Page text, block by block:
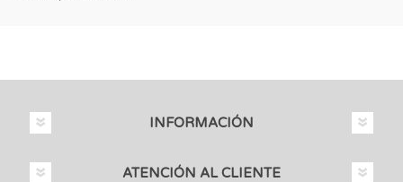
INFORMACIÓN
ATENCIÓN AL CLIENTE